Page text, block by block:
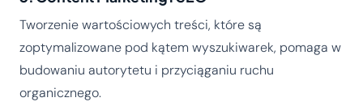
Tworzenie wartościowych treści, które są
zoptymalizowane pod kątem wyszukiwarek, pomaga w
budowaniu autorytetu i przyciąganiu ruchu
organicznego.